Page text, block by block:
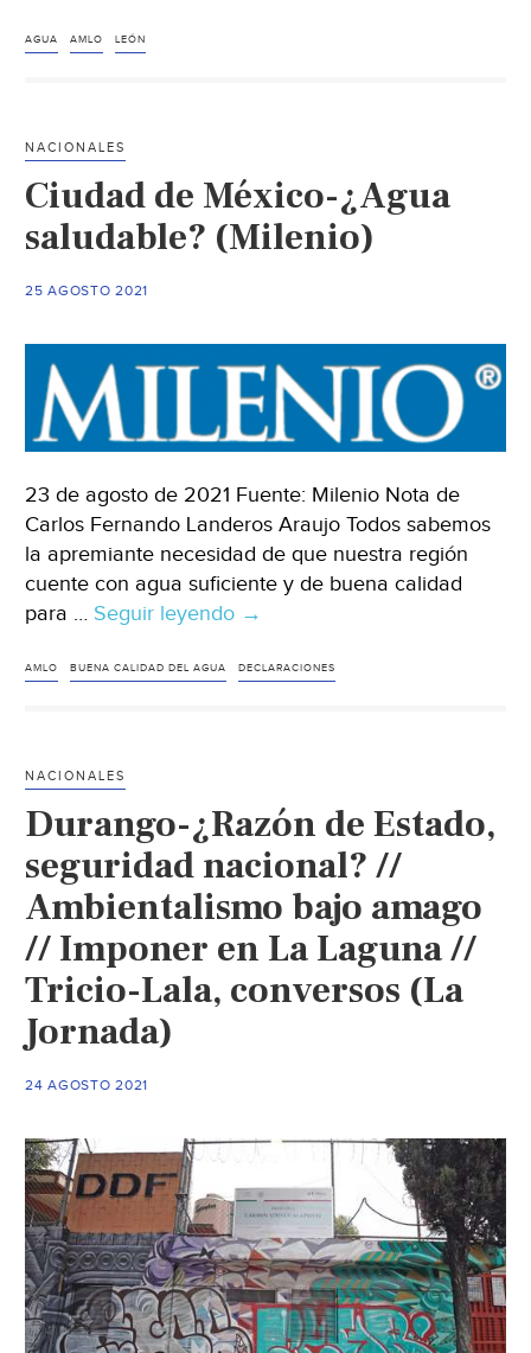
AGUA AMLO LEÓN
NACIONALES
Ciudad de México-¿Agua
saludable? (Milenio)
25 AGOSTO 2021
23 de agosto de 2021 Fuente: Milenio Nota de
Carlos Fernando Landeros Araujo Todos sabemos
la apremiante necesidad de que nuestra región
cuente con agua suficiente y de buena calidad
para … Seguir leyendo Ciudad
México-
→
AMLO BUENA CALIDAD DEL AGUA DECLARACIONES
NACIONALES
Durango-¿Razón de Estado,
seguridad nacional? //
Ambientalismo bajo amago
// Imponer en La Laguna //
Tricio-Lala, conversos (La
Jornada)
24 AGOSTO 2021